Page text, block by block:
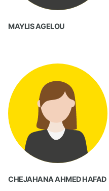
MAYLIS AGELOU
CHEJAHANA AHMED HAFAD